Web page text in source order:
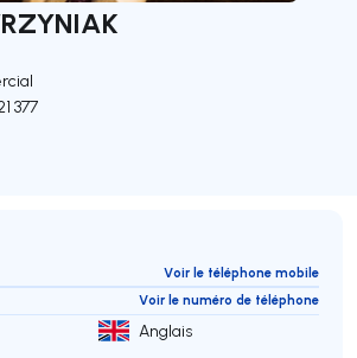
377
Voir le téléphone mobile
Voir le numéro de téléphone
Anglais